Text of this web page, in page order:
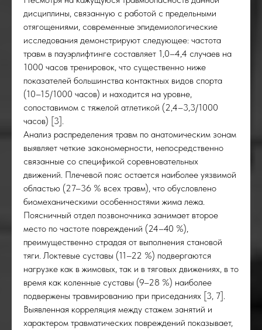
дисциплины, связанную с работой с предельными
отягощениями, современные эпидемиологические
исследования демонстрируют следующее: частота
травм в пауэрлифтинге составляет 1,0–4,4 случаев на
1000 часов тренировок, что существенно ниже
показателей большинства контактных видов спорта
(10–15/1000 часов) и находится на уровне,
сопоставимом с тяжелой атлетикой (2,4–3,3/1000
часов) [3].
Анализ распределения травм по анатомическим зонам
выявляет четкие закономерности, непосредственно
связанные со спецификой соревновательных
движений. Плечевой пояс остается наиболее уязвимой
областью (27–36 % всех травм), что обусловлено
биомеханическими особенностями жима лежа.
Поясничный отдел позвоночника занимает второе
место по частоте повреждений (24–40 %),
преимущественно страдая от выполнения становой
тяги. Локтевые суставы (11–22 %) подвергаются
нагрузке как в жимовых, так и в тяговых движениях, в то
время как коленные суставы (9–28 %) наиболее
подвержены травмированию при приседаниях [3, 7].
Выявленная корреляция между стажем занятий и
характером травматических повреждений показывает,